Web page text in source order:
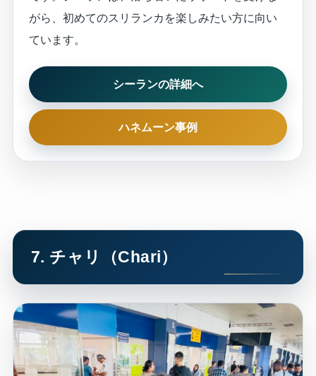
がら、初めてのスリランカを楽しみたい方に向い
ています。
シーランの詳細へ
ハネムーン事例
7. チャリ（Chari）